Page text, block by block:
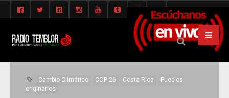
Cambio Climático COP 26 Costa Rica
Pueblos
originarios